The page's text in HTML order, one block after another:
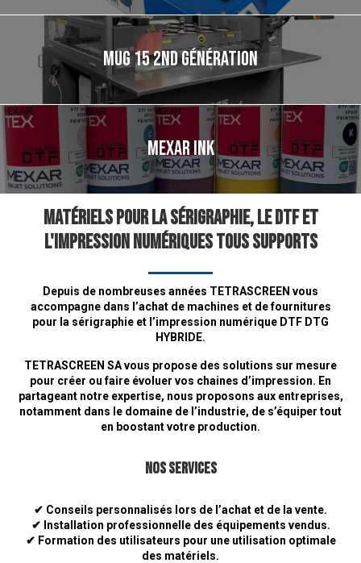
Mug 15 2nd Génération
MEXAR INK
Matériels pour la sérigraphie, le DTF et
l'impression numériques tous supports
Depuis de nombreuses années TETRASCREEN vous
accompagne dans l’achat de machines et de fournitures
pour la sérigraphie et l’impression numérique DTF DTG
HYBRIDE.
TETRASCREEN SA vous propose des solutions sur mesure
pour créer ou faire évoluer vos chaines d’impression. En
partageant notre expertise, nous proposons aux entreprises,
notamment dans le domaine de l’industrie, de s’équiper tout
en boostant votre production.
Nos services
✔ Conseils personnalisés lors de l’achat et de la vente.
✔ Installation professionnelle des équipements vendus.
✔ Formation des utilisateurs pour une utilisation optimale
des matériels.